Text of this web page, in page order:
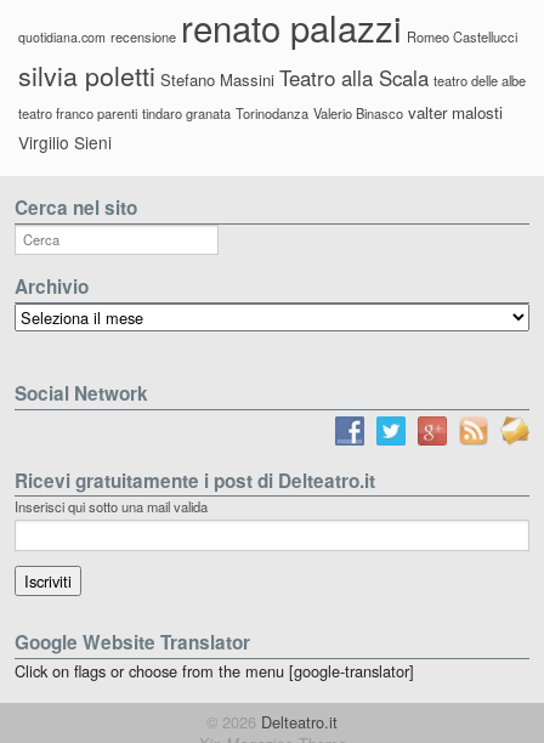
quotidiana.com recensione renato palazzi Romeo Castellucci
silvia poletti Stefano Massini Teatro alla Scala teatro delle albe
teatro franco parenti tindaro granata Torinodanza Valerio Binasco valter malosti
Virgilio Sieni
Cerca nel sito
Archivio
Archivio
Social Network
Ricevi gratuitamente i post di Delteatro.it
Inserisci qui sotto una mail valida
Google Website Translator
Click on flags or choose from the menu [google-translator]
© 2026 Delteatro.it